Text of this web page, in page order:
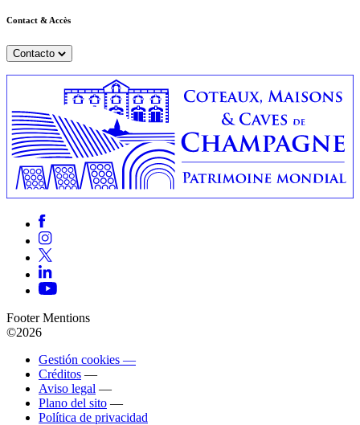
Contact & Accès
Contacto
Footer Mentions
©2026
Gestión cookies —
Créditos —
Aviso legal —
Plano del sito —
Política de privacidad